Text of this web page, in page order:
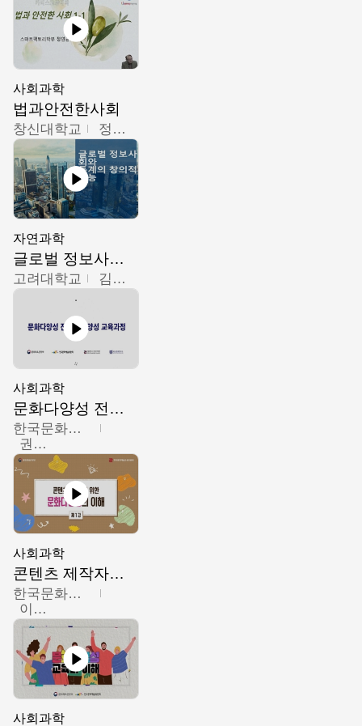
사회과학
법과안전한사회
창신대학교 정연균
자연과학
글로벌 정보사회와 통계의 창의적 기능
고려대학교 김희영
사회과학
문화다양성 전문인력 양성 기본과정 - 문화다양성의 이해
한국문화예술교육진흥원
권숙인 외 8명
사회과학
콘텐츠 제작자를 위한 문화다양성의 이해
한국문화예술교육진흥원
이성민
사회과학